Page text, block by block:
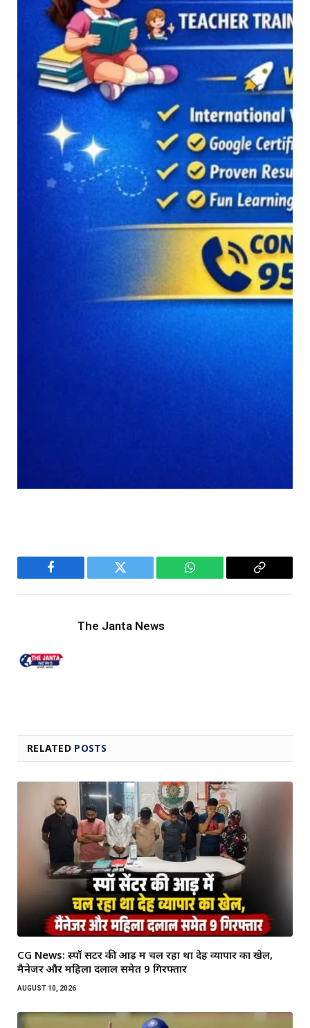
Facebook Twitter WhatsApp
Copy
The Janta News
RELATED POSTS
CG News: स्पॉ सेंटर की आड़ में चल रहा था देह व्यापार का खेल,
मैनेजर और महिला दलाल समेत 9 गिरफ्तार
AUGUST 10, 2026